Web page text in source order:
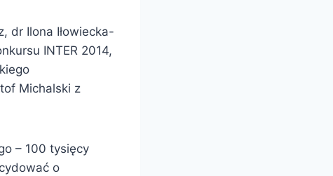
dr Ilona Iłowiecka-
INTER 2014,
Michalski z
– 100 tysięcy
o